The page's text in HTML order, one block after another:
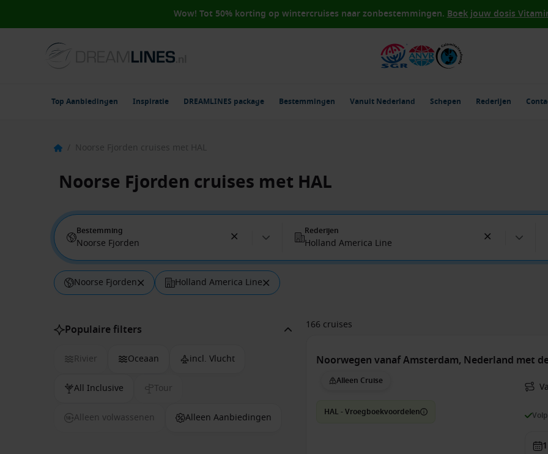
Wow! Tot 50% korting op wintercruises naar zonbestemmingen. Boek jouw dosis
Top Aanbiedingen Inspiratie DREAMLINES package Bestemmingen Vanuit Nederland Schepen Rederijen
/ Noorse Fjorden cruises met HAL
Noorse Fjorden cruises met HAL
Bestemming
Noorse Fjorden
Rederijen
Holland America Line
Noorse Fjorden Holland America Line
Populaire filters
Rivier Oceaan incl. Vlucht
All Inclusive Tour
Alleen volwassenen Alleen Aanbiedingen
166 cruises
Noorwegen vanaf Amsterdam, Nederland met
Alleen Cruise
HAL - Vroegboekvoordelen